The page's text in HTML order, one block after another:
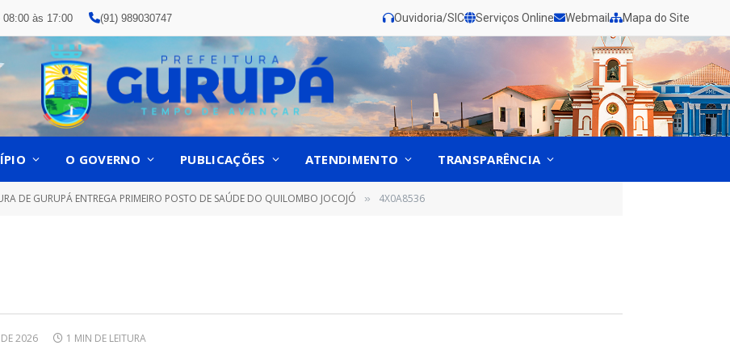
às 17:00 (91) 989030747 Ouvidoria/SIC Serviços Online Webmail Mapa do Site
O GOVERNO PUBLICAÇÕES ATENDIMENTO TRANSPARÊNCIA
DE GURUPÁ ENTREGA PRIMEIRO POSTO DE SAÚDE DO QUILOMBO JOCOJÓ » 4X0A8536
2026 1 MIN DE LEITURA